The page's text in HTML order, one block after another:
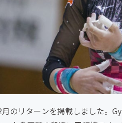
のリターンを掲載しました。